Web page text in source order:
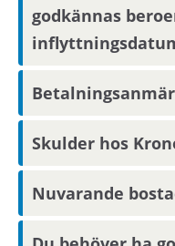
Viktig information
förmedling kan
dina
Om hyresvärden
familjeuppgifter
godkännas
Skulder hos
Nuvarande